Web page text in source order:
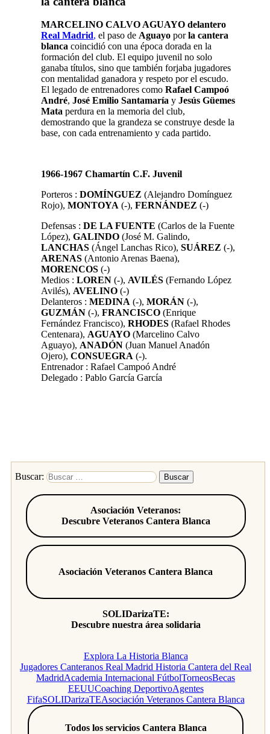
MARCELINO CALVO AGUAYO delantero
Real Madrid, el paso de Aguayo porla cantera
blanca coincidió con una época dorada en la
formación del club. El equipo juvenil no solo
ganaba títulos, sino que también forjaba jugadores
con mentalidad ganadora y respeto por el escudo.
El legado de entrenadores como Rafael Campoó
André, José Emilio Santamaría y Jesús Güemes
Mata perdura en la memoria del club,
demostrando que la grandeza se construye desde la
base, con cada entrenamiento y cada partido.
1966-1967 Chamartín C.F. Juvenil
Porteros : DOMÍNGUEZ (Alejandro Domínguez
Rojo), MONTOYA (-), FERNÁNDEZ (-)
Defensas : DE LA FUENTE (Carlos de la Fuente
López), GALINDO (José M. Galindo,
LANCHAS (Ángel Lanchas Rico), SUÁREZ (-),
ARENAS (Antonio Arenas Baena),
MORENCOS (-)
Medios : LOREN (-), AVILÉS (Fernando López
Avilés), AVELINO (-)
Delanteros : MEDINA (-), MORÁN (-),
GUZMÁN (-), FRANCISCO (Enrique
Fernández Francisco), RHODES (Rafael Rhodes
Centenara), AGUAYO (Marcelino Calvo
Aguayo), ANADÓN (Juan Manuel Anadón
Ojero), CONSUEGRA (-).
Entrenador : Rafael Campoó André
Delegado : Pablo García García
Buscar:
Asociación Veteranos:
Descubre Veteranos Cantera Blanca
Asociación Veteranos Cantera Blanca
SOLIDarizaTE:
Descubre nuestra área solidaria
Explora La Historia Blanca
Jugadores Canteranos Real Madrid Historia Cantera del Real
MadridAcademia Internacional FútbolTorneosBecas
EEUUCoaching DeportivoAgentes
FifaSOLIDarizaTEAsociación Veteranos Cantera Blanca
Todos los servicios Cantera Blanca